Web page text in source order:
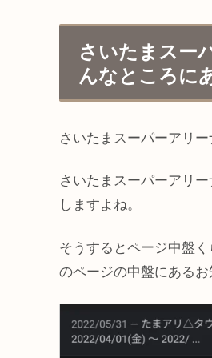
さいたまスー
んなところに
さいたまスーパーアリ
さいたまスーパーアリ
しますよね。
そうするとページ中盤
のページの中盤にあるお